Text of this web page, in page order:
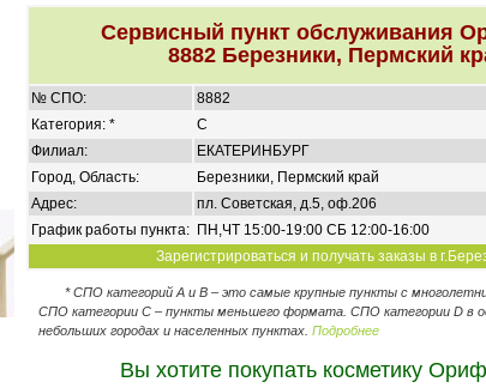
Сервисный пункт обслуживания
8882 Березники, Пермский
№ СПО:
8882
Категория: *
C
Филиал:
ЕКАТЕРИНБУРГ
Город, Область:
Березники, Пермский край
Адрес:
пл. Советская, д.5, оф.206
График работы пункта: ПН,ЧТ 15:00-19:00 СБ 12:00-16:00
Зарегистрироваться и получать заказы в
* СПО категорий А и В – это самые крупные пункты с
СПО категории C – пункты меньшего формата. СПО категории D в
небольших городах и населенных пунктах. Подробнее
Вы хотите покупать косметику